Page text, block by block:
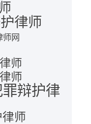
律师
师网
师
师
辩护律
师